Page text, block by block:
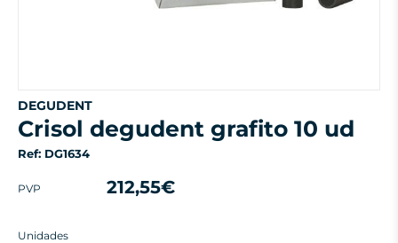
DEGUDENT
crisol degudent grafito 10 ud
Ref: DG1634
PVP 212,55€
Unidades